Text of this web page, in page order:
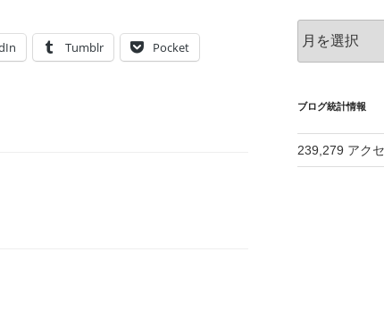
Tumblr Pocket
ー
ブ
ブログ統計情報
239,279 アク